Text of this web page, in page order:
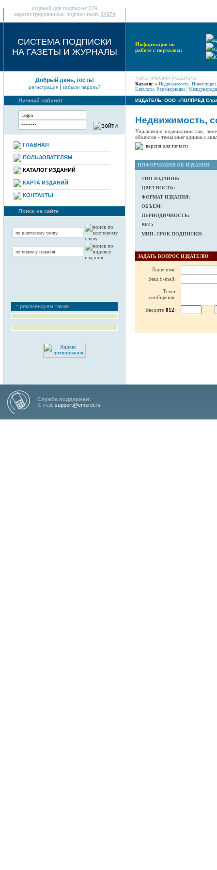
изданий для подписки: 629
зарегистрированных подписчиков: 14974
СИСТЕМА ПОДПИСКИ
НА ГАЗЕТЫ И ЖУРНАЛЫ
Информация по
работе с порталом:
Добрый день, гость!
регистрация| забыли пароль?
Личный кабинет
ГЛАВНАЯ
ПОЛЬЗОВАТЕЛЯМ
КАТАЛОГ ИЗДАНИЙ
КАРТА ИЗДАНИЙ
КОНТАКТЫ
Поиск на сайте
:: рекомендуем также
Тематический указатель:
Каталог » Недвижимость.
Каталоги. Разговорники |
ИЗДАТЕЛЬ: ООО «ПОЛПРЕД
Недвижимость,
Управление недвижимостью,
объектов - темы ежегодника с
версия для печати
ИНФОРМАЦИЯ ОБ ИЗДАНИИ
ТИП ИЗДАНИЯ:
ЦВЕТНОСТЬ:
ФОРМАТ ИЗДАНИЯ:
ОБЪЕМ:
ПЕРИОДИЧНОСТЬ:
ВЕС:
МИН. СРОК ПОДПИСКИ:
ЗАДАТЬ ВОПРОС ИЗДАТЕЛЮ:
Ваше имя:
Ваш E-mail:
Текст
сообщения:
Введите 812:
Служба поддержки:
E-mail: support@emerci.ru